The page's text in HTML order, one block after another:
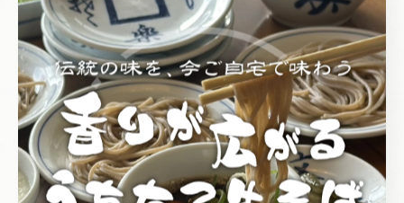
ばならではの食感と香りを活かして、和風だしやごま
だれ、ピリ辛味噌だれなど、つゆやタレのバリエーシ
ョンも楽しめます。
注意点としては、生そばは茹で過ぎると食感や香りが
損なわれやすいため、調理後は素早く冷水で締めるこ
とが大切です。アレンジ例をいろいろ試しながら、自